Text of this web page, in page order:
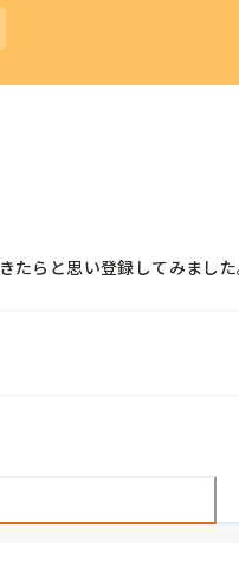
らと思い登録してみました